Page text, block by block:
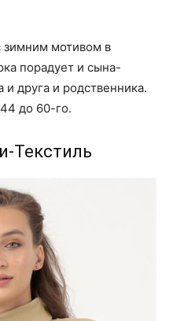
зимним мотивом в
порадует и сына-
друга и родственника.
до 60-го.
Текстиль